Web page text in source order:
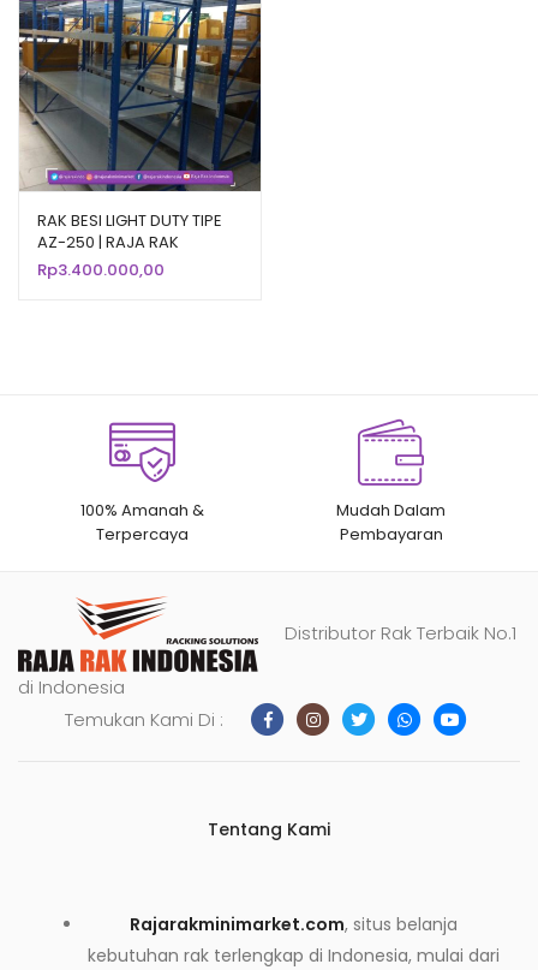
RAK BESI LIGHT DUTY TIPE
AZ-250 | RAJA RAK
Rp3.400.000,00
100% Amanah &
Terpercaya
Mudah Dalam
Pembayaran
Distributor Rak Terbaik No.1
di Indonesia
Temukan Kami Di :
Tentang Kami
Rajarakminimarket.com, situs belanja
kebutuhan rak terlengkap di Indonesia, mulai dari